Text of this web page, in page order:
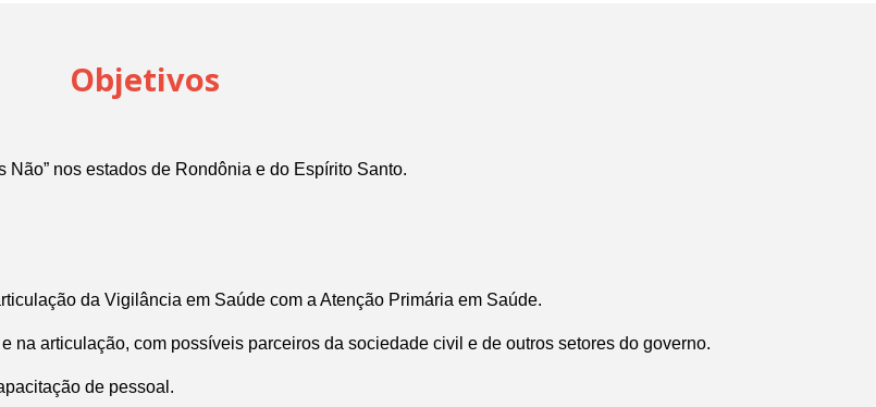
Objetivos
nos estados de Rondônia e do Espírito Santo.
da Vigilância em Saúde com a Atenção Primária em Saúde.
na articulação, com possíveis parceiros da sociedade civil e de outros setores do governo.
de pessoal.